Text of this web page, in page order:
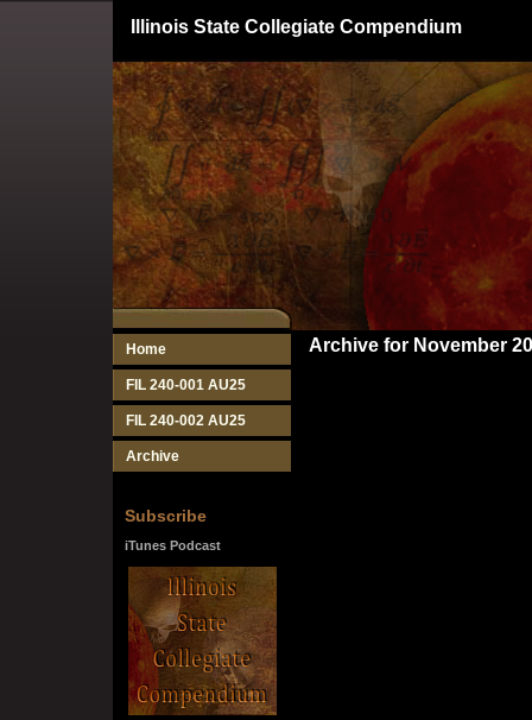
Illinois State Collegiate Compendium
Home
FIL 240-001 AU25
FIL 240-002 AU25
Archive
Subscribe
iTunes Podcast
Archive for November